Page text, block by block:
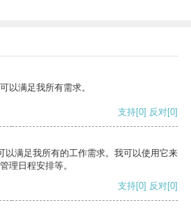
以满足我所有需求。
支持[0] 反对[0]
以满足我所有的工作需求。我可以使用它来
理日程安排等。
支持[0] 反对[0]